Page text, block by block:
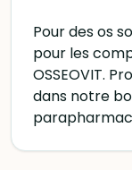
Pour des os
pour les
OSSEOVIT.
dans notre